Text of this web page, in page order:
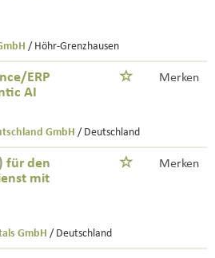
/ Höhr-Grenzhausen
ERP
AI
Merken
GmbH / Deutschland
für den
mit
Merken
GmbH / Deutschland